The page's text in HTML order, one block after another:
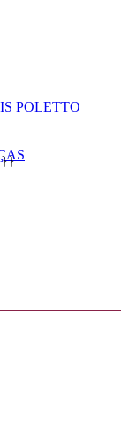
POLETTO
}}